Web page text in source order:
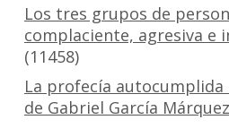
Los tres grupos de
complaciente, agresiva e
(11458)
La profecía
de Gabriel García Márquez